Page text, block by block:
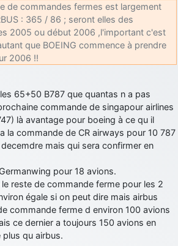
le Brésil et Singapour qui mettent le site
te confirmer que j'étais resté dans le filtre…
de commandes fermes est largement
: 365 / 86 ; seront elles des
2005 ou début 2006 ,l'important c'est
que BOEING commence à prendre
2006 !!
65+50 B787 que quantas n a pas
commande de singapour airlines
là avantage pour boeing à ce qu il
la commande de CR airways pour 10 787
mais qui sera confirmer en
pour 18 avions.
le reste de commande ferme pour les 2
égale si on peut dire mais airbus
commande ferme d environ 100 avions
ce dernier a toujours 150 avions en
qu airbus.